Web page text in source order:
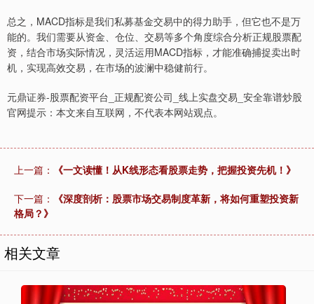
总之，MACD指标是我们私募基金交易中的得力助手，但它也不是万
能的。我们需要从资金、仓位、交易等多个角度综合分析正规股票配
资，结合市场实际情况，灵活运用MACD指标，才能准确捕捉卖出时
机，实现高效交易，在市场的波澜中稳健前行。
元鼎证券-股票配资平台_正规配资公司_线上实盘交易_安全靠谱炒股
官网提示：本文来自互联网，不代表本网站观点。
上一篇： 《一文读懂！从K线形态看股票走势，把握投资先机！》
下一篇：
《深度剖析：股票市场交易制度革新，将如何重塑投资新
格局？》
相关文章